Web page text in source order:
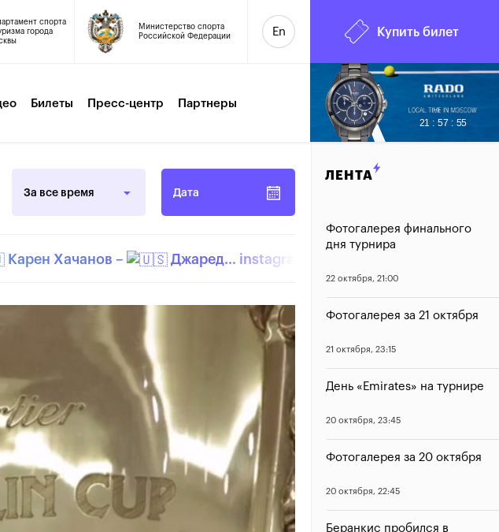
Министерство спорта
Российской Федерации
спорта
города
En Купить билет
Билеты Пресс-центр Партнеры
7
21 : 57 : 56
ЛЕНТА
Фотогалерея финального
дня турнира
22 октября, 21:00
Фотогалерея за 21 октября
21 октября, 23:15
День «Emirates» на турнире
20 октября, 23:45
Фотогалерея за 20 октября
20 октября, 22:45
Беранкис пробился в
За все время Дата
Карен Хачанов – Джаред… instagram.com/p/BbOggd9HM2G/